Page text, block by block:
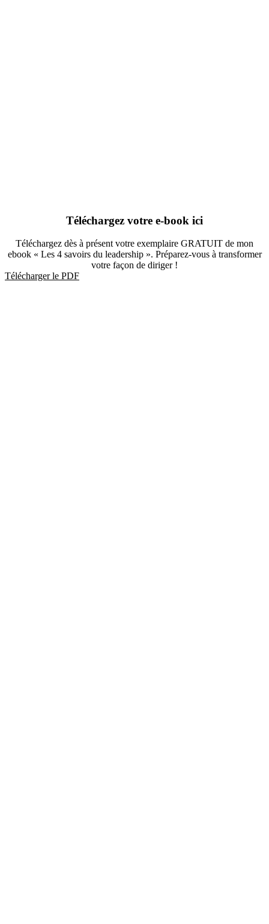
Téléchargez votre e-book ici
Téléchargez dès à présent votre exemplaire GRATUIT de mon
ebook « Les 4 savoirs du leadership ». Préparez-vous à transformer
votre façon de diriger !
Télécharger le PDF